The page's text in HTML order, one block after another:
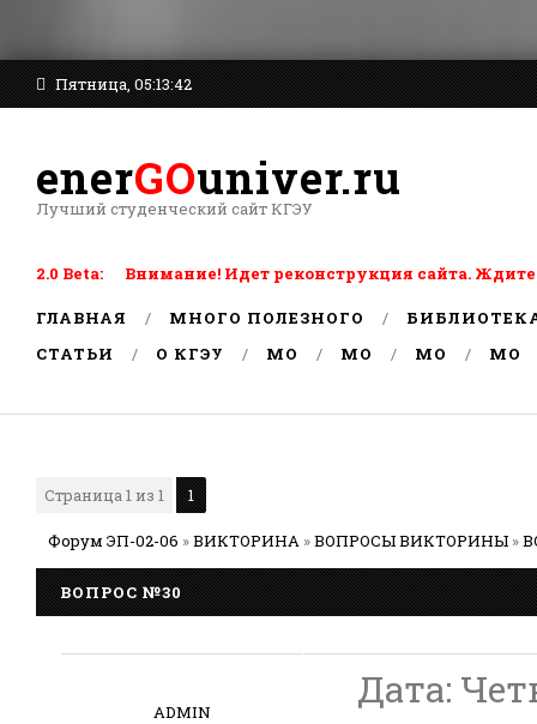
Пятница, 05:13:42
enerGOuniver.ru
Лучший студенческий сайт КГЭУ
2.0 Beta: Внимание! Идет реконструкция сайта. Ждите
ГЛАВНАЯ МНОГО ПОЛЕЗНОГО
СТАТЬИ
О КГЭУ MO MO MO MO
Страница1из 1 1
Форум ЭП-02-06 »ВИКТОРИНА »ВОПРОСЫ ВИКТОРИНЫ »
ВОПРОС №30
ADMIN Дата: